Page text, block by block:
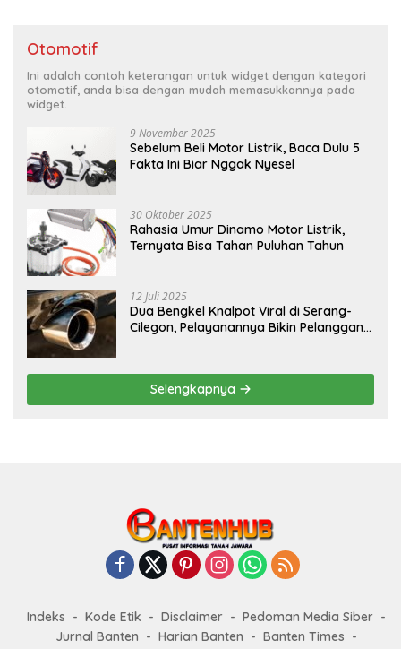
Otomotif
Ini adalah contoh keterangan untuk widget dengan kategori
otomotif, anda bisa dengan mudah memasukkannya pada
widget.
9 November 2025
Sebelum Beli Motor Listrik, Baca Dulu 5
Fakta Ini Biar Nggak Nyesel
30 Oktober 2025
Rahasia Umur Dinamo Motor Listrik,
Ternyata Bisa Tahan Puluhan Tahun
12 Juli 2025
Dua Bengkel Knalpot Viral di Serang-
Cilegon, Pelayanannya Bikin Pelanggan
Selengkapnya
Indeks Kode Etik Disclaimer
Pedoman Media Siber
Jurnal Banten
Harian Banten
Banten Times